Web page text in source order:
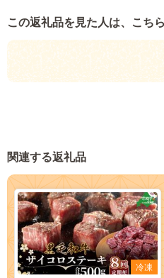
この返礼品を見た人は、こち
関連する返礼品
冷凍